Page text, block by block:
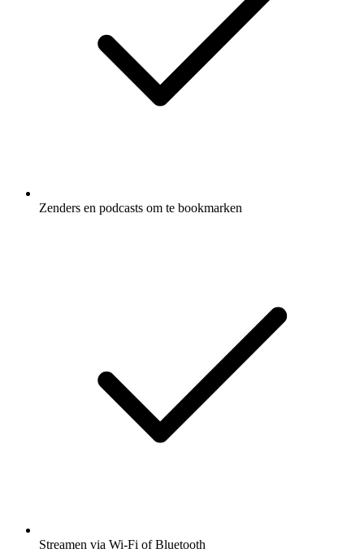
Zenders en podcasts om te bookmarken
Streamen via Wi-Fi of Bluetooth